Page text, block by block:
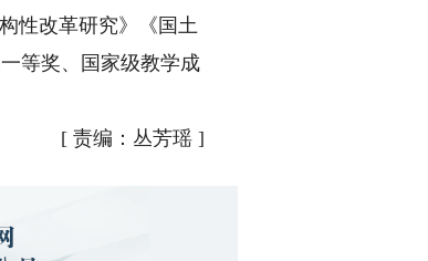
性改革研究》《国土
等奖、国家级教学成
[ 责编：丛芳瑶 ]